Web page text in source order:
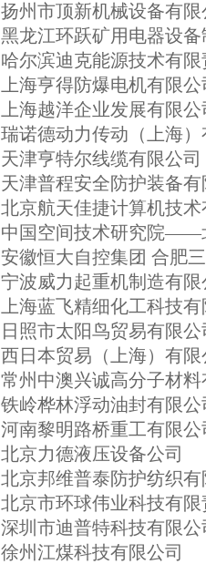
扬州市顶新机械设备有限
黑龙江环跃矿用电器设
哈尔滨迪克能源技术有
上海亨得防爆电机有限公
上海越洋企业发展有限公
瑞诺德动力传动（上海
天津亨特尔线缆有限公司
天津普程安全防护装备
北京航天佳捷计算机技
中国空间技术研究院——
安徽恒大自控集团 合肥
宁波威力起重机制造有限
上海蓝飞精细化工科技
日照市太阳鸟贸易有限公
西日本贸易（上海）有限
常州中澳兴诚高分子材
铁岭桦林浮动油封有限公
河南黎明路桥重工有限公
北京力德液压设备公司
北京邦维普泰防护纺织有
北京市环球伟业科技有
深圳市迪普特科技有限公
徐州江煤科技有限公司